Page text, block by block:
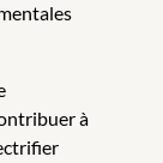
à